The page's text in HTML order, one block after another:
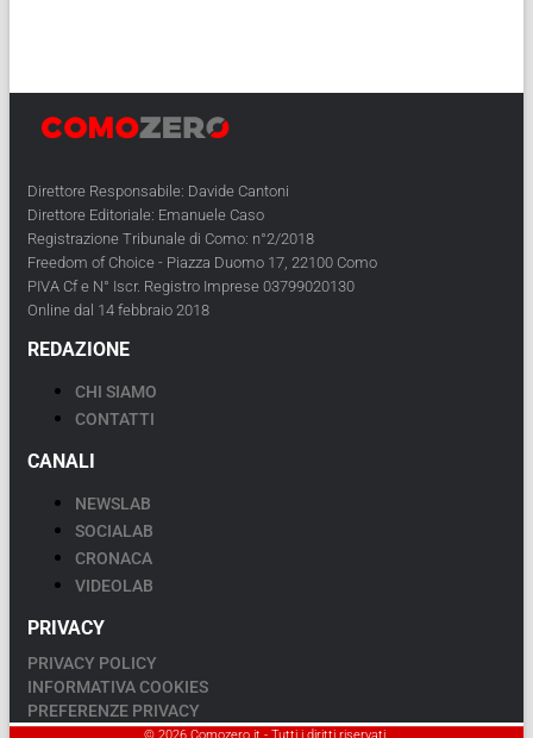
Direttore Responsabile: Davide Cantoni
Direttore Editoriale: Emanuele Caso
Registrazione Tribunale di Como: n°2/2018
Freedom of Choice - Piazza Duomo 17, 22100 Como
PIVA Cf e N° Iscr. Registro Imprese 03799020130
Online dal 14 febbraio 2018
REDAZIONE
CHI SIAMO
CONTATTI
CANALI
NEWSLAB
SOCIALAB
CRONACA
VIDEOLAB
PRIVACY
PRIVACY POLICY
INFORMATIVA COOKIES
PREFERENZE PRIVACY